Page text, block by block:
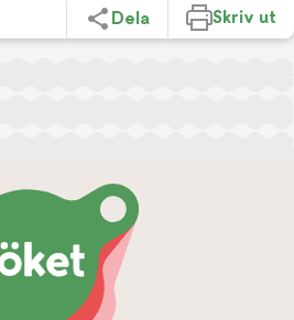
Dela Skriv ut